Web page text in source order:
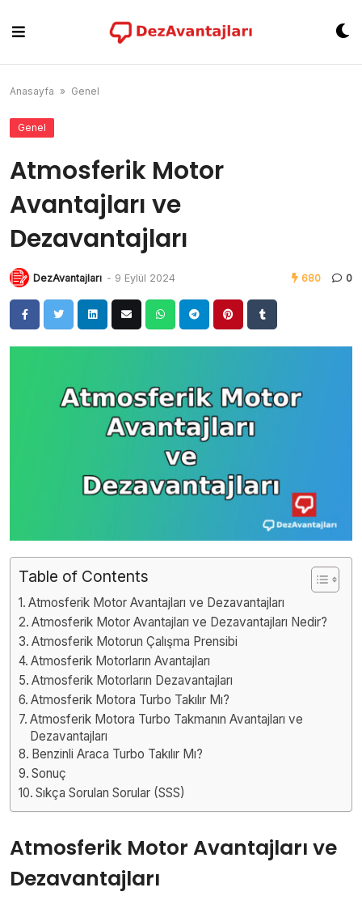
content
Anasayfa » Genel
Genel
Atmosferik Motor
Avantajları ve
Dezavantajları
DezAvantajları - 9 Eylül 2024 680 0
Table of Contents
Atmosferik Motor Avantajları ve Dezavantajları
Atmosferik Motor Avantajları ve Dezavantajları Nedir?
Atmosferik Motorun Çalışma Prensibi
Atmosferik Motorların Avantajları
Atmosferik Motorların Dezavantajları
Atmosferik Motora Turbo Takılır Mı?
Atmosferik Motora Turbo Takmanın Avantajları ve
Dezavantajları
Benzinli Araca Turbo Takılır Mı?
Sonuç
Sıkça Sorulan Sorular (SSS)
Atmosferik Motor Avantajları ve
Dezavantajları